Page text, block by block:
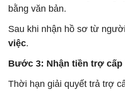
bằng văn bản.
Sau khi nhận hồ sơ từ
việc.
Bước 3: Nhận tiền trợ
Thời hạn giải quyết trả trợ